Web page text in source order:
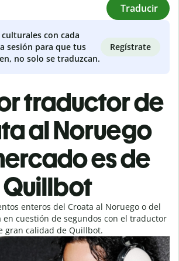
Traducir
con cada
sesión para que tus
no solo se traduzcan.
Regístrate
traductor de
al Noruego
es de
Quillbot
enteros del Croata al Noruego o del
en cuestión de segundos con el traductor
gran calidad de Quillbot.